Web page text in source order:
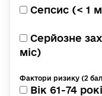
Сепсис (< 1
Серйозне
міс)
Фактори ризику (2
Вік 61-74